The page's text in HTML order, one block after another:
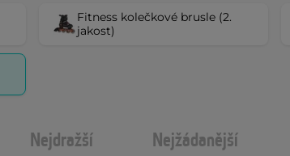
Fitness kolečkové brusle (2.
jakost)
Nejdražší Nejžádanější